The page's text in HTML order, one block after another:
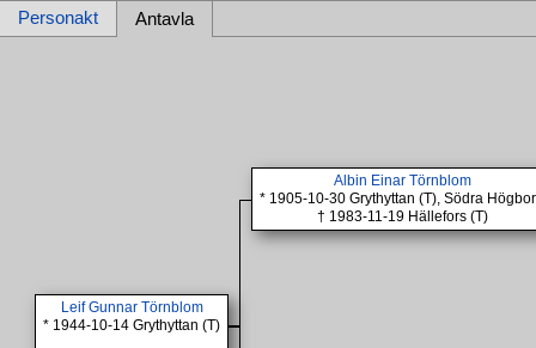
Personakt Antavla
Leif Gunnar Törnblom
* 1944-10-14 Grythyttan (T)
Albin Einar Törnblom
* 1905-10-30 Grythyttan (T), Södra
† 1983-11-19 Hällefors (T)